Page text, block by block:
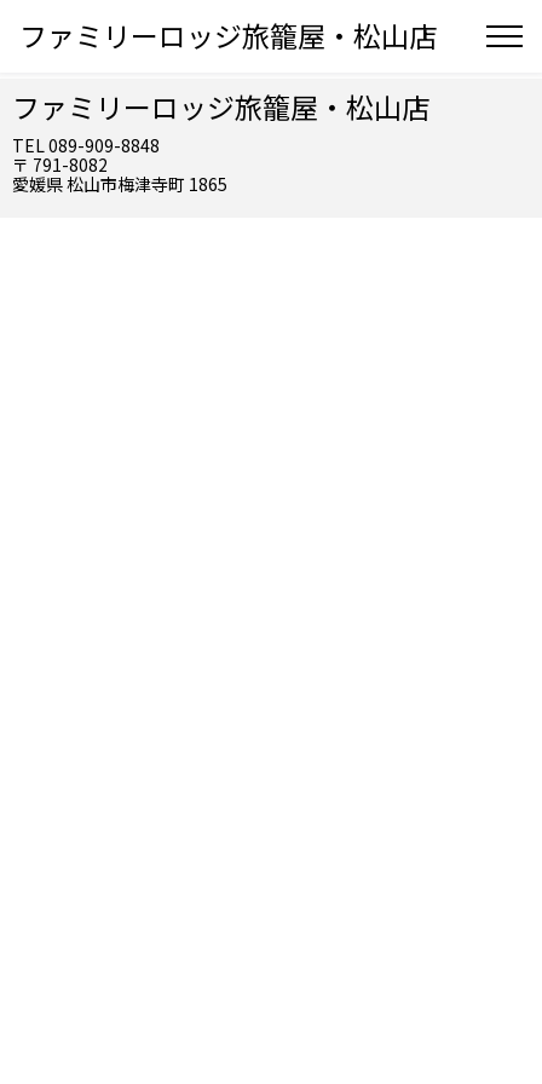
ファミリーロッジ旅籠屋・松山店
ファミリーロッジ旅籠屋・松山店
TEL 089-909-8848
〒 791-8082
愛媛県 松山市梅津寺町 1865